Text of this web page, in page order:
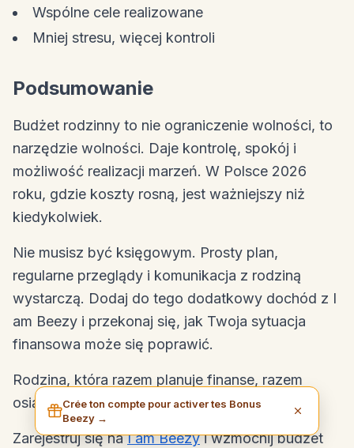
Wspólne cele realizowane
Mniej stresu, więcej kontroli
Podsumowanie
Budżet rodzinny to nie ograniczenie wolności, to
narzędzie wolności. Daje kontrolę, spokój i
możliwość realizacji marzeń. W Polsce 2026
roku, gdzie koszty rosną, jest ważniejszy niż
kiedykolwiek.
Nie musisz być księgowym. Prosty plan,
regularne przeglądy i komunikacja z rodziną
wystarczą. Dodaj do tego dodatkowy dochód z I
am Beezy i przekonaj się, jak Twoja sytuacja
finansowa może się poprawić.
Rodzina, która razem planuje finanse, razem
osiąga cele. Zacznijcie dziś.
Zarejestruj się naI am Beezyi wzmocnij budżet
Crée ton compte pour activer tes Bonus
Beezy →